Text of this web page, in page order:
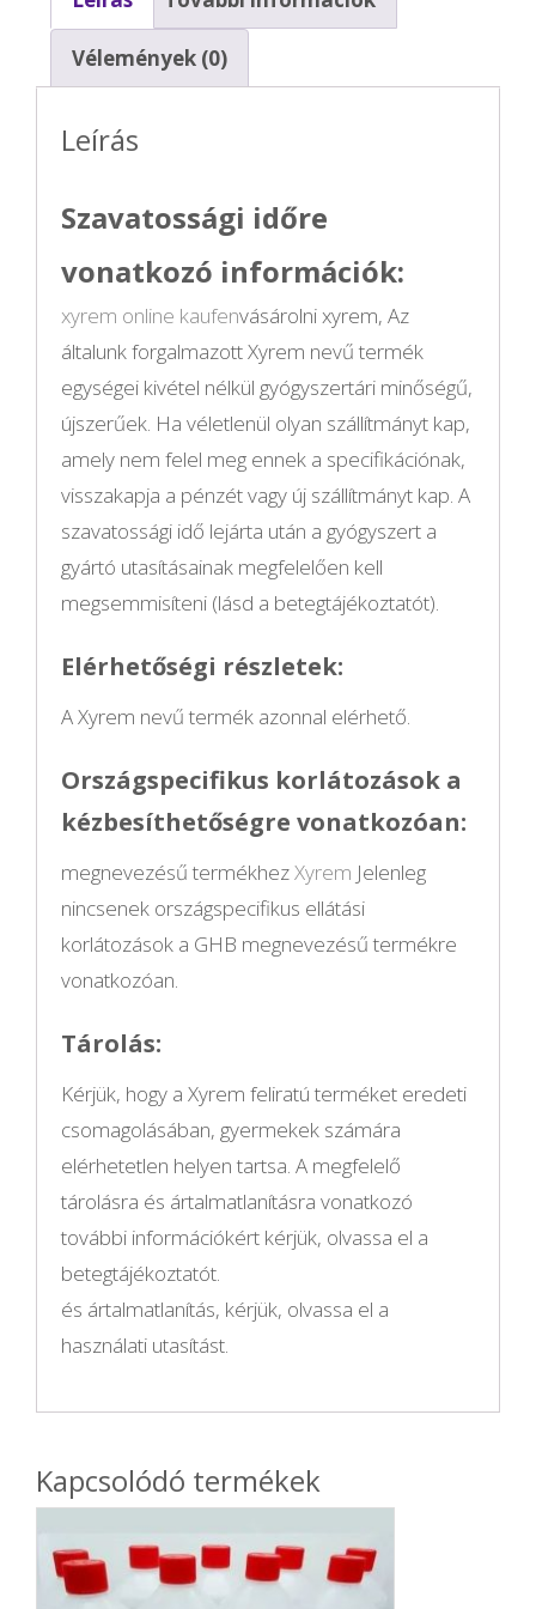
Hydroxybuttersäure
(GHB)Vélemények (0)
Leírás
Szavatossági időre
vonatkozó információk:
xyrem online kaufenvásárolni xyrem, Az
általunk forgalmazott Xyrem nevű termék
egységei kivétel nélkül gyógyszertári minőségű,
újszerűek. Ha véletlenül olyan szállítmányt kap,
amely nem felel meg ennek a specifikációnak,
visszakapja a pénzét vagy új szállítmányt kap. A
szavatossági idő lejárta után a gyógyszert a
gyártó utasításainak megfelelően kell
megsemmisíteni (lásd a betegtájékoztatót).
Elérhetőségi részletek:
A Xyrem nevű termék azonnal elérhető.
Országspecifikus korlátozások a
kézbesíthetőségre vonatkozóan:
megnevezésű termékhezXyrem Jelenleg
nincsenek országspecifikus ellátási
korlátozások a GHB megnevezésű termékre
vonatkozóan.
Tárolás:
Kérjük, hogy a Xyrem feliratú terméket eredeti
csomagolásában, gyermekek számára
elérhetetlen helyen tartsa. A megfelelő
tárolásra és ártalmatlanításra vonatkozó
további információkért kérjük, olvassa el a
betegtájékoztatót.
és ártalmatlanítás, kérjük, olvassa el a
használati utasítást.
Kapcsolódó termékek